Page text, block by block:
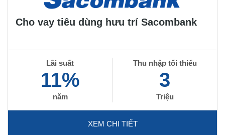
Cho vay tiêu dùng hưu trí Sacombank
Lãi suất
11%
năm
Thu nhập tối thiểu
3
Triệu
XEM CHI TIẾT